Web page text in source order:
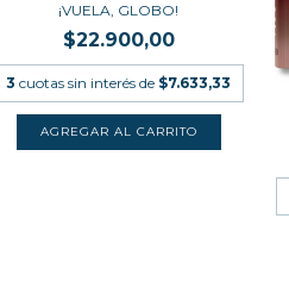
¡VUELA, GLOBO!
$22.900,00
3 cuotas sin interés de $7.633,33